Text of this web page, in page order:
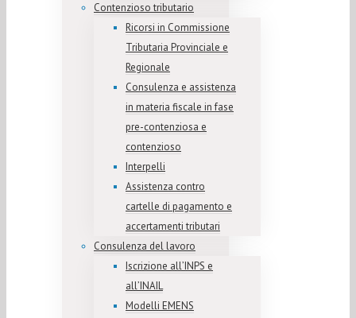
Contenzioso tributario
Ricorsi in Commissione
Tributaria Provinciale e
Regionale
Consulenza e assistenza
in materia fiscale in fase
pre-contenziosa e
contenzioso
Interpelli
Assistenza contro
cartelle di pagamento e
accertamenti tributari
Consulenza del lavoro
Iscrizione all’INPS e
all’INAIL
Modelli EMENS